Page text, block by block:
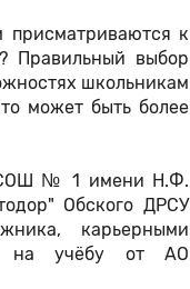
к
Правильный выбор
школьникам
может быть более
СОШ № 1 имени Н.Ф.
Обского ДРСУ
карьерными
на учёбу от АО